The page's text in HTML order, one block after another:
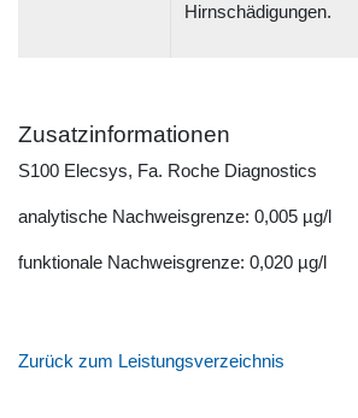
Hirnschädigungen.
Zusatzinformationen
S100 Elecsys, Fa. Roche Diagnostics
analytische Nachweisgrenze: 0,005 µg/l
funktionale Nachweisgrenze: 0,020 µg/l
Zurück zum Leistungsverzeichnis